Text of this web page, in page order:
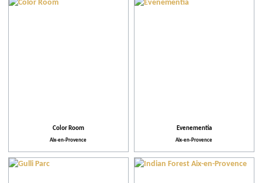
Color Room
Aix-en-Provence
Evenementia
Aix-en-Provence